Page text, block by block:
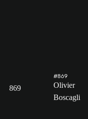
869
#869
Olivier
Boscagli